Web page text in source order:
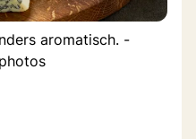
aromatisch. -